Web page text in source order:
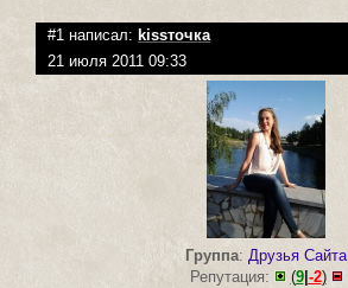
#1 написал: kissточка
21 июля 2011 09:33
Группа: Друзья Сайта
Репутация:
(9| -2)